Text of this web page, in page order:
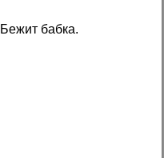
бабка.